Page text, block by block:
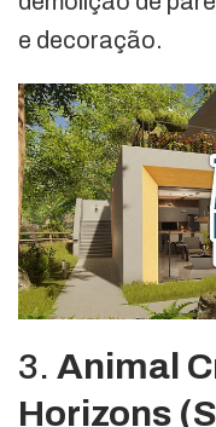
e decoração.
3. Animal
Horizons